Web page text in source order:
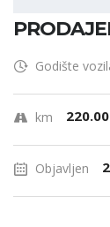
Godište
km
Objavljen